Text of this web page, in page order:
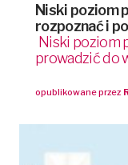
Niski poziom
rozpoznać i
Niski poziom
prowadzić do
opublikowane przez